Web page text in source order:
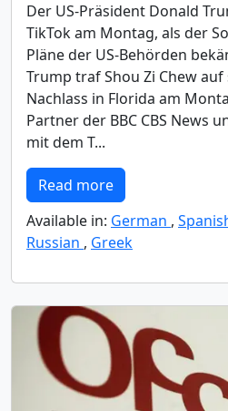
Der US-Präsident Donald
TikTok am Montag, als der
Pläne der US-Behörden
Trump traf Shou Zi Chew
Nachlass in Florida am
Partner der BBC CBS News
mit dem T...
Read more
Available in: German ,
Russian , Greek